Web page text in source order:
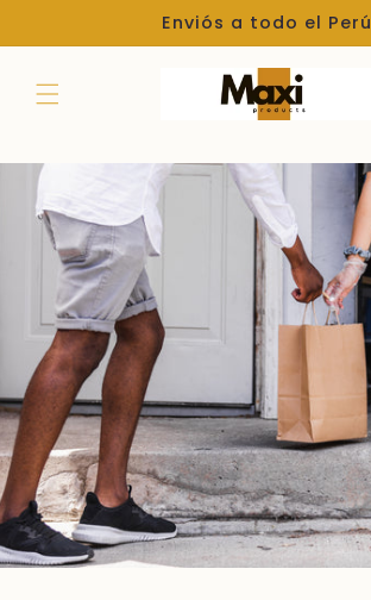
al contenido
Enviós a todo el Perú